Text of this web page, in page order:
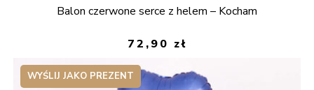
Balon czerwone serce z helem – Kocham
72,90 zł
WYŚLIJ JAKO PREZENT